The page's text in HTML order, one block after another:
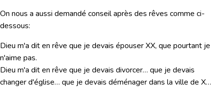
On nous a aussi demandé conseil après des rêves comme ci-
dessous:
Dieu m'a dit en rêve que je devais épouser XX, que pourtant je
n'aime pas.
Dieu m'a dit en rêve que je devais divorcer… que je devais
changer d'église… que je devais déménager dans la ville de X…